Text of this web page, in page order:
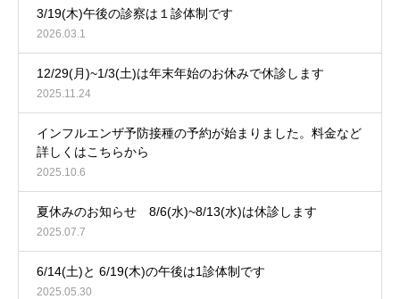
3/19(木)午後の診察は１診体制です
2026.03.1
12/29(月)~1/3(土)は年末年始のお休みで休診します
2025.11.24
インフルエンザ予防接種の予約が始まりました。料金など
詳しくはこちらから
2025.10.6
夏休みのお知らせ 8/6(水)~8/13(水)は休診します
2025.07.7
6/14(土)と 6/19(木)の午後は1診体制です
2025.05.30